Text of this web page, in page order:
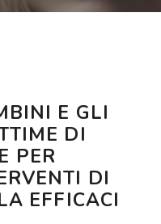
E GLI
DI
PER
DI
EFFICACI